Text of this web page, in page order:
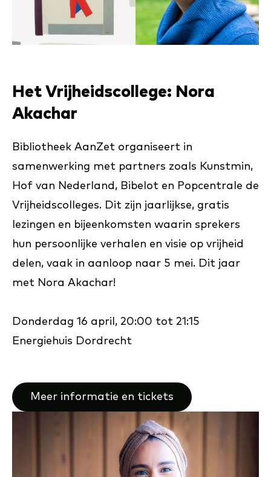
Het Vrijheidscollege: Nora
Akachar
Bibliotheek AanZet organiseert in
samenwerking met partners zoals Kunstmin,
Hof van Nederland, Bibelot en Popcentrale de
Vrijheidscolleges. Dit zijn jaarlijkse, gratis
lezingen en bijeenkomsten waarin sprekers
hun persoonlijke verhalen en visie op vrijheid
delen, vaak in aanloop naar 5 mei. Dit jaar
met Nora Akachar!
Donderdag 16 april, 20:00 tot 21:15
Energiehuis Dordrecht
Meer informatie en tickets